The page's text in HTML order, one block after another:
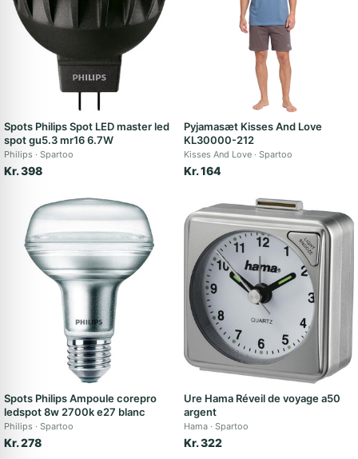
Spots Philips Spot LED master led
spot gu5.3 mr16 6.7W
Philips Spartoo
Kr. 398
Pyjamasæt Kisses And Love
KL30000-212
Kisses And Love Spartoo
Kr. 164
Spots Philips Ampoule corepro
ledspot 8w 2700k e27 blanc
Philips Spartoo
Kr. 278
Ure Hama Réveil de voyage a50
argent
Hama Spartoo
Kr. 322